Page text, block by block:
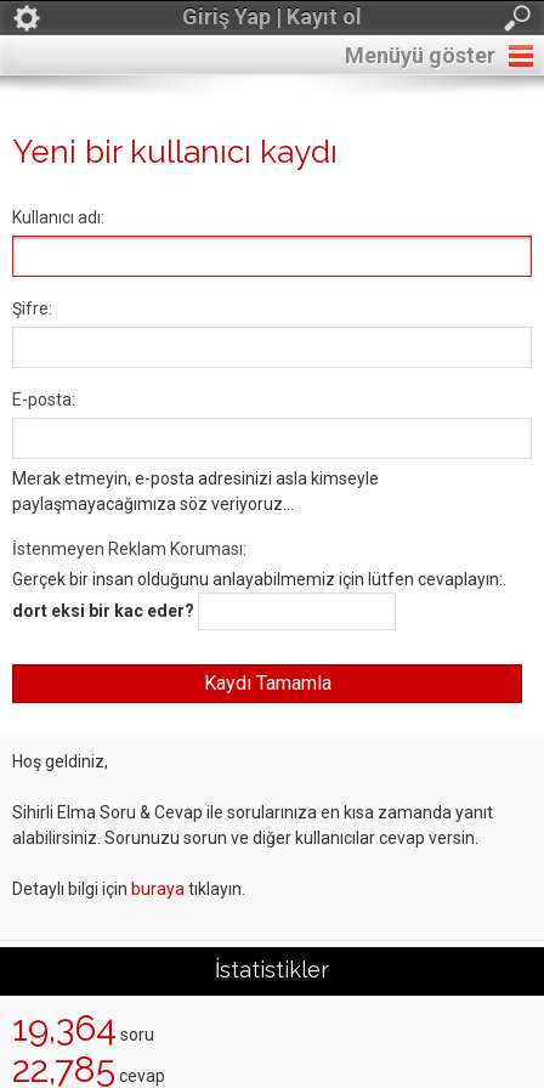
Giriş Yap | Kayıt ol
Menüyü göster
Yeni bir kullanıcı kaydı
Kullanıcı adı:
Şifre:
E-posta:
Merak etmeyin, e-posta adresinizi asla kimseyle
paylaşmayacağımıza söz veriyoruz...
İstenmeyen Reklam Koruması:
Gerçek bir insan olduğunu anlayabilmemiz için lütfen cevaplayın:.
dort eksi bir kac eder?
Hoş geldiniz,
Sihirli Elma Soru & Cevap ile sorularınıza en kısa zamanda yanıt
alabilirsiniz. Sorunuzu sorun ve diğer kullanıcılar cevap versin.
Detaylı bilgi için buraya tıklayın.
İstatistikler
19,364 soru
22,785 cevap